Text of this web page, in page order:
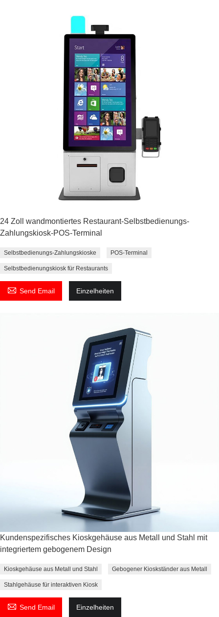
24 Zoll wandmontiertes Restaurant-Selbstbedienungs-
Zahlungskiosk-POS-Terminal
Selbstbedienungs-Zahlungskioske POS-Terminal
Selbstbedienungskiosk für Restaurants
 Send Email Einzelheiten
Kundenspezifisches Kioskgehäuse aus Metall und Stahl mit
integriertem gebogenem Design
Kioskgehäuse aus Metall und Stahl Gebogener Kioskständer aus Metall
Stahlgehäuse für interaktiven Kiosk
 Send Email Einzelheiten